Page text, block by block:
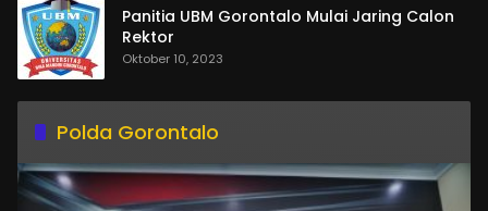
Panitia UBM Gorontalo Mulai Jaring Calon
Rektor
Oktober 10, 2023
Polda Gorontalo